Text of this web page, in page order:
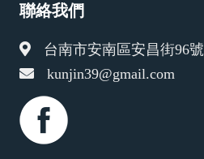
聯絡我們
台南市安南區安昌街96號
kunjin39@gmail.com